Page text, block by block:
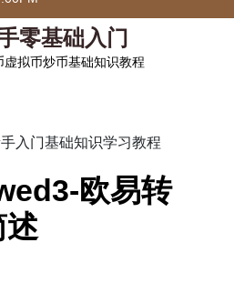
零基础入门
虚拟币炒币基础知识教程
入门基础知识学习教程
欧易转